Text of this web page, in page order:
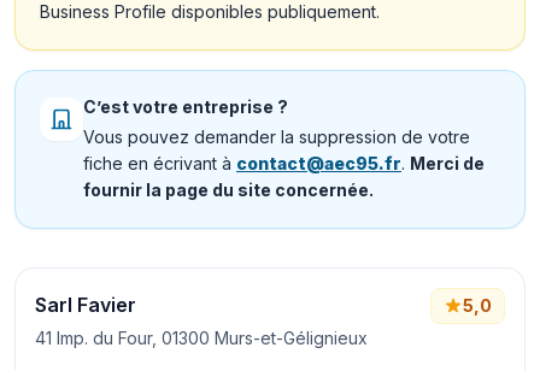
Business Profile disponibles publiquement.
C’est votre entreprise ?
Vous pouvez demander la suppression de votre
fiche en écrivant à contact@aec95.fr. Merci de
fournir la page du site concernée.
Sarl Favier
41 Imp. du Four, 01300 Murs-et-Gélignieux
5,0